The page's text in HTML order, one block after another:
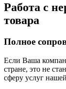
Работа с
товара
Полное
Если Ваша
стране, это не
сферу услуг